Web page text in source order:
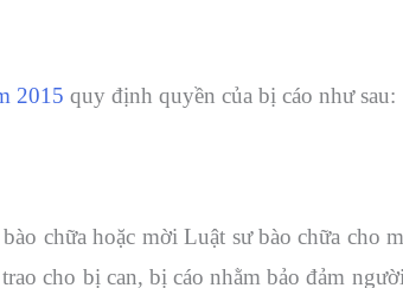
2015 quy định quyền của bị cáo như sau:
chữa hoặc mời Luật sư bào chữa cho
cho bị can, bị cáo nhằm bảo đảm